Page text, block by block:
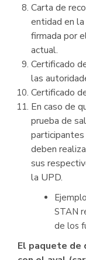
Carta de
entidad en
firmada por
actual.
Certificado
las
Certificado
En caso de
prueba de
deben
sus
la UPD.
STAN
de los
El paquete de